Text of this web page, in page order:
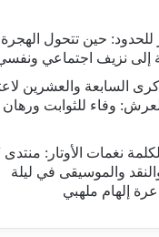
للحدود: حين تتحول
إلى نزيف اجتماعي
السابعة والعشرين
وفاء للثوابت
نغمات الأوتار: منتدى
والموسيقى في ليلة
إلهام ملهبي